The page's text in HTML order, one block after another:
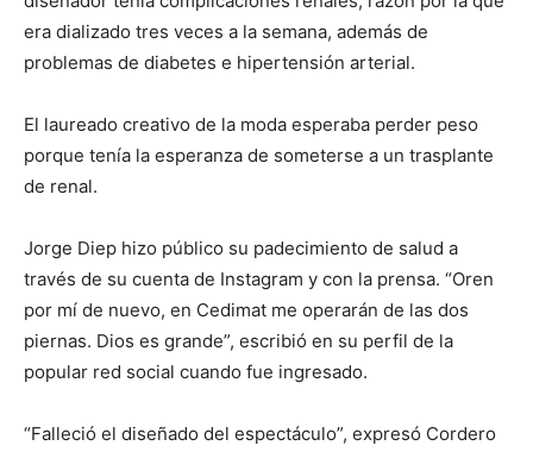
era dializado tres veces a la semana, además de
problemas de diabetes e hipertensión arterial.
El laureado creativo de la moda esperaba perder peso
porque tenía la esperanza de someterse a un trasplante
de renal.
Jorge Diep hizo público su padecimiento de salud a
través de su cuenta de Instagram y con la prensa. “Oren
por mí de nuevo, en Cedimat me operarán de las dos
piernas. Dios es grande”, escribió en su perfil de la
popular red social cuando fue ingresado.
“Falleció el diseñado del espectáculo”, expresó Cordero